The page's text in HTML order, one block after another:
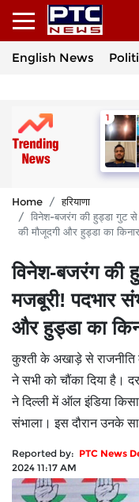
English News
Home
हरियाणा
विनेश-बजरंग की हुड्डा गुट
की मौजूदगी और हुड्डा का
विनेश-बजरंग की
मजबूरी! पदभार
और हुड्डा का
कुश्ती के अखाड़े से
ने सभी को चौंका दिया है।
ने दिल्ली में ऑल इंडिया
संभाला। इस दौरान उनके
Reported by: PTC News
2024 11:17 AM